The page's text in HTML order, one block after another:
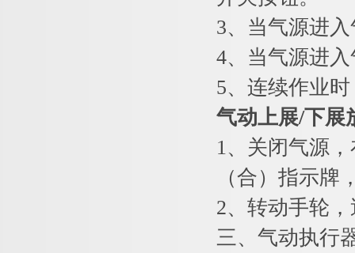
3、当气源进
4、当气源进
5、连续作业
气动上展/下展
1、关闭气源
（合）指示
2、转动手轮
三、气动执行